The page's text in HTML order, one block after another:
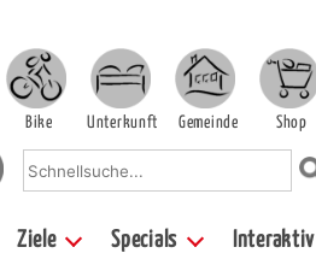
Bike Unterkunft Gemeinde Shop
Ziele Specials Interaktiv